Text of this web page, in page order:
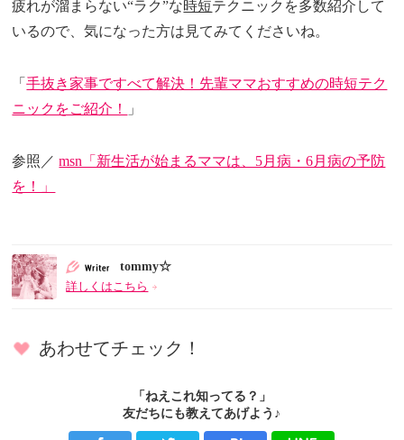
疲れが溜まらない“ラク”な時短テクニックを多数紹介して
いるので、気になった方は見てみてくださいね。
「手抜き家事ですべて解決！先輩ママおすすめの時短テク
ニックをご紹介！
」
参照／msn「新生活が始まるママは、5月病・6月病の予防
を！」
tommy☆
詳しくはこちら
あわせてチェック！
「ねえこれ知ってる？」
友だちにも教えてあげよう♪